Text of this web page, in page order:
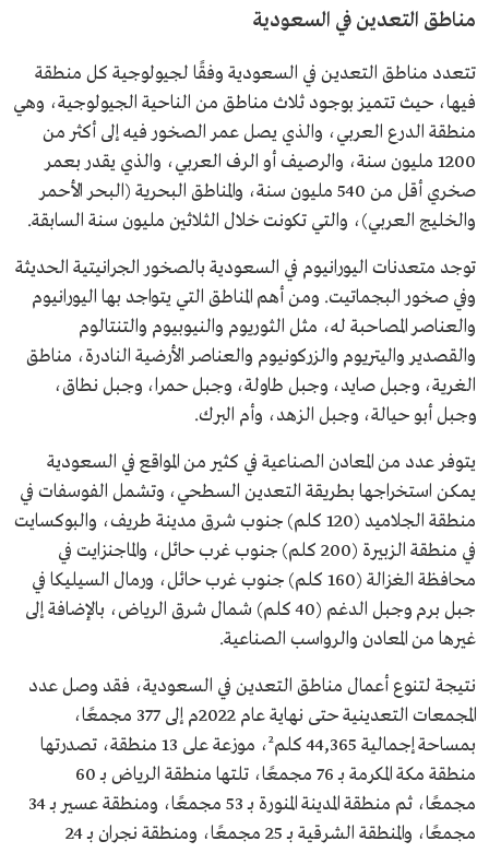
مناطق التعدين في السعودية
تتعدد مناطق التعدين في السعودية وفقًا لجيولوجية كل منطقة
فيها، حيث تتميز بوجود ثلاث مناطق من الناحية الجيولوجية، وهي
منطقة الدرع العربي، والذي يصل عمر الصخور فيه إلى أكثر من
1200 مليون سنة، والرصيف أو الرف العربي، والذي يقدر بعمر
صخري أقل من 540 مليون سنة، والمناطق البحرية (البحر الأحمر
والخليج العربي)، والتي تكونت خلال الثلاثين مليون سنة السابقة.
توجد متعدنات اليورانيوم في السعودية بالصخور الجرانيتية الحديثة
وفي صخور البجماتيت. ومن أهم المناطق التي يتواجد بها اليورانيوم
والعناصر المصاحبة له، مثل الثوريوم والنيوبيوم والتنتالوم
والقصدير واليتريوم والزركونيوم والعناصر الأرضية النادرة، مناطق
الغرية، وجبل صايد، وجبل طاولة، وجبل حمرا، وجبل نطاق،
وجبل أبو حيالة، وجبل الزهد، وأم البرك.
يتوفر عدد من المعادن الصناعية في كثير من المواقع في السعودية
يمكن استخراجها بطريقة التعدين السطحي، وتشمل الفوسفات في
منطقة الجلاميد (120 كلم) جنوب شرق مدينة طريف، والبوكسايت
في منطقة الزبيرة (200 كلم) جنوب غرب حائل، والماجنزايت في
محافظة الغزالة (160 كلم) جنوب غرب حائل، ورمال السيليكا في
جبل برم وجبل الدغم (40 كلم) شمال شرق الرياض، بالإضافة إلى
غيرها من المعادن والرواسب الصناعية.
نتيجة لتنوع أعمال مناطق التعدين في السعودية، فقد وصل عدد
المجمعات التعدينية حتى نهاية عام 2022م إلى 377 مجمعًا،
بمساحة إجمالية 44,365 كلم²، موزعة على 13 منطقة، تصدرتها
منطقة مكة المكرمة بـ 76 مجمعًا، تلتها منطقة الرياض بـ 60
مجمعًا، ثم منطقة المدينة المنورة بـ 53 مجمعًا، ومنطقة عسير بـ 34
مجمعًا، والمنطقة الشرقية بـ 25 مجمعًا، ومنطقة نجران بـ 24